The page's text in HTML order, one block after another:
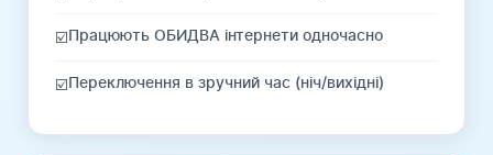
☑️Працюють ОБИДВА інтернети одночасно
☑️Переключення в зручний час (ніч/вихідні)